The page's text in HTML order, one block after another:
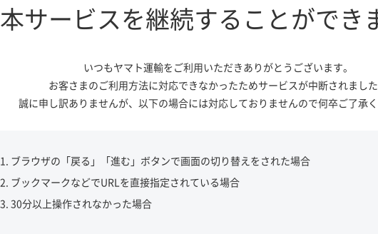
本サービスを継続する ことができ
いつもヤマト運輸をご利用いただきありがとうございます。
お客さまのご利用方法に対応できなかったためサービスが中断されました
誠に申し訳ありませんが、 以下の場合には対応しておりませんので何卒ご了承く
ブラウザの「戻る」「進む」ボタンで画面の切り替えをされた場合
ブックマークなどでURLを直接指定されている場合
30分以上操作されなかった場合